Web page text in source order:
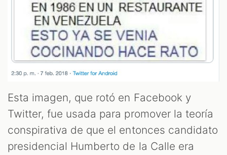
Esta imagen, que rotó en Facebook y
Twitter, fue usada para promover la teoría
conspirativa de que el entonces candidato
presidencial Humberto de la Calle era